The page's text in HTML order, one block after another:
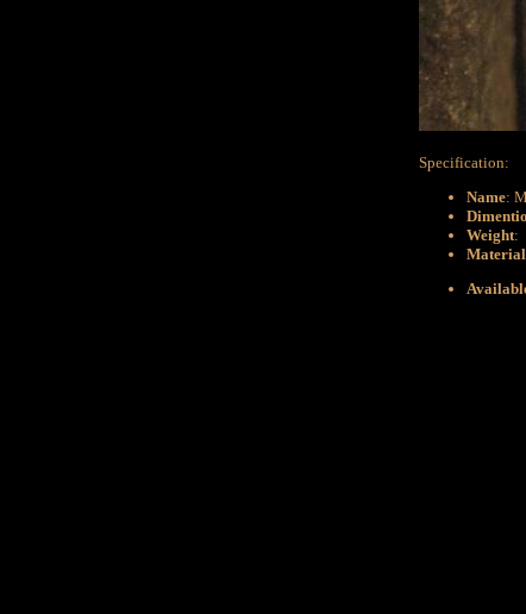
Specification:
Name:
Weight: